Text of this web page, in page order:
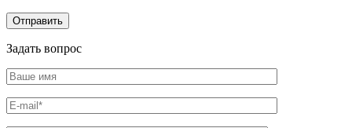
Задать вопрос